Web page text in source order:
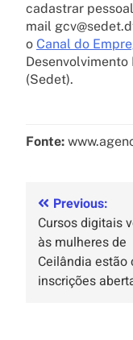
cadastrar
mail
o Canal do
Desenvolvimento
(Sedet).
Fonte:
Previous:
Cursos digitais
às mulheres de
Ceilândia estão
inscrições